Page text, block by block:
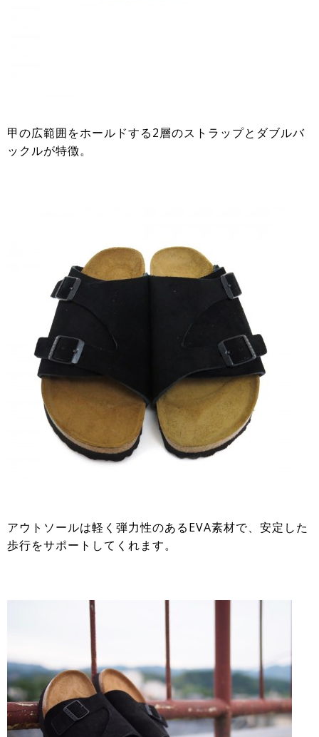
甲の広範囲をホールドする2層のストラップとダブルバ
ックルが特徴。
アウトソールは軽く弾力性のあるEVA素材で、安定した
歩行をサポートしてくれます。